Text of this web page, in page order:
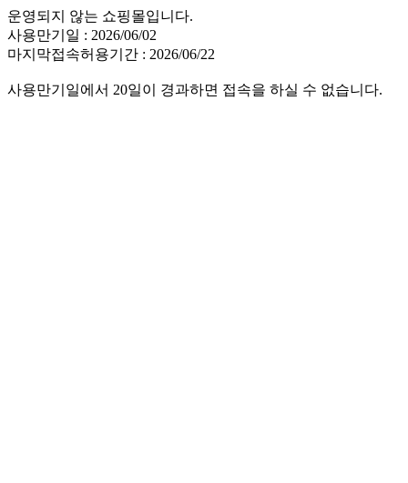
운영되지 않는 쇼핑몰입니다.
사용만기일 : 2026/06/02
마지막접속허용기간 : 2026/06/22
사용만기일에서 20일이 경과하면 접속을 하실 수 없습니다.